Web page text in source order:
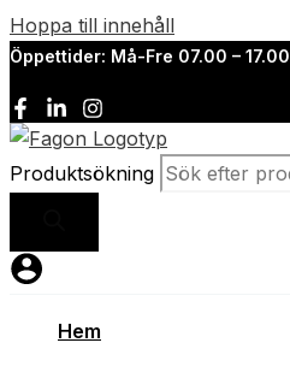
Hoppa till innehåll
Öppettider: Må-Fre 07.00 – 17.00
Produktsökning
Hem